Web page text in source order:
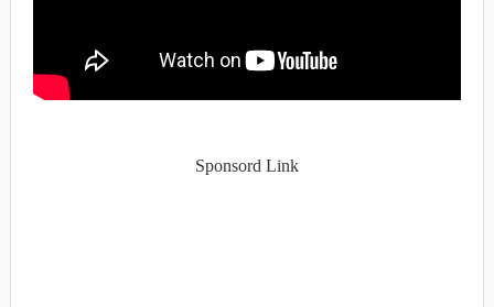
Sponsord Link